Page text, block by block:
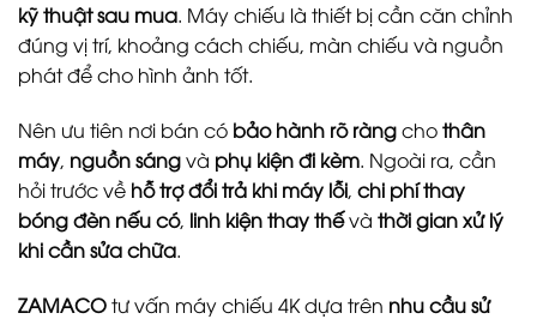
kỹ thuật sau mua. Máy chiếu là thiết bị cần căn chỉnh
đúng vị trí, khoảng cách chiếu, màn chiếu và nguồn
phát để cho hình ảnh tốt.
Nên ưu tiên nơi bán có bảo hành rõ ràngchothân
máy, nguồn sángvà phụ kiện đi kèm. Ngoài ra, cần
hỏi trước về hỗ trợ đổi trả khi máy lỗi, chi phí thay
bóng đèn nếu có, linh kiện thay thếvà thời gian xử lý
khi cần sửa chữa.
ZAMACOtư vấn máy chiếu 4K dựa trên nhu cầu sử